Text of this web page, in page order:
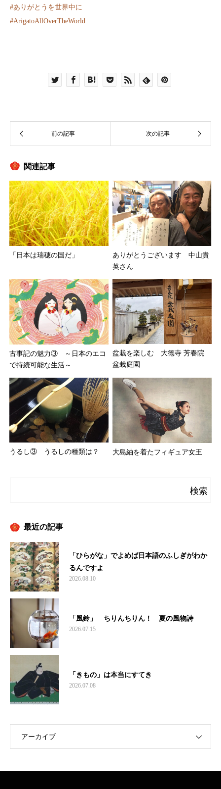
#ありがとうを世界中に
#ArigatoAllOverTheWorld
関連記事
「日本は瑞穂の国だ」
ありがとうございます 中山貴
英さん
古事記の魅力③ ～日本のエコ
で持続可能な生活～
盆栽を楽しむ 大徳寺 芳春院
盆栽庭園
うるし③ うるしの種類は？ 大島紬を着たフィギュア女王
最近の記事
「ひらがな」でよめば日本語のふしぎがわか
るんですよ
2026.08.10
「風鈴」 ちりんちりん！ 夏の風物詩
2026.07.15
「きもの」は本当にすてき
2026.07.08
アーカイブ